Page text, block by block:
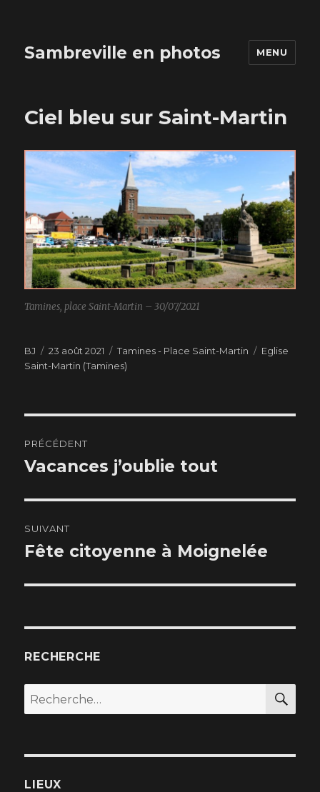
Sambreville en photos MENU
Ciel bleu sur Saint-Martin
Tamines, place Saint-Martin – 30/07/2021
Auteur
BJ
Publié
le
23 août 2021 Catégories
Tamines - Place Saint-Martin Étiquettes
Eglise
Saint-Martin (Tamines)
de
PRÉCÉDENT
Article
Vacances j’oublie tout
SUIVANT
Article
Fête citoyenne à Moignelée
RECHERCHE
Recherche
pour
LIEUX